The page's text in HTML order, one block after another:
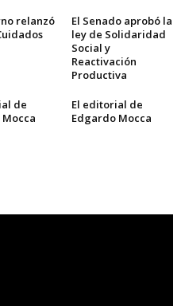
relanzó
El Senado aprobó la
ley de Solidaridad
Social y
Reactivación
Productiva
de
El editorial de
Edgardo Mocca